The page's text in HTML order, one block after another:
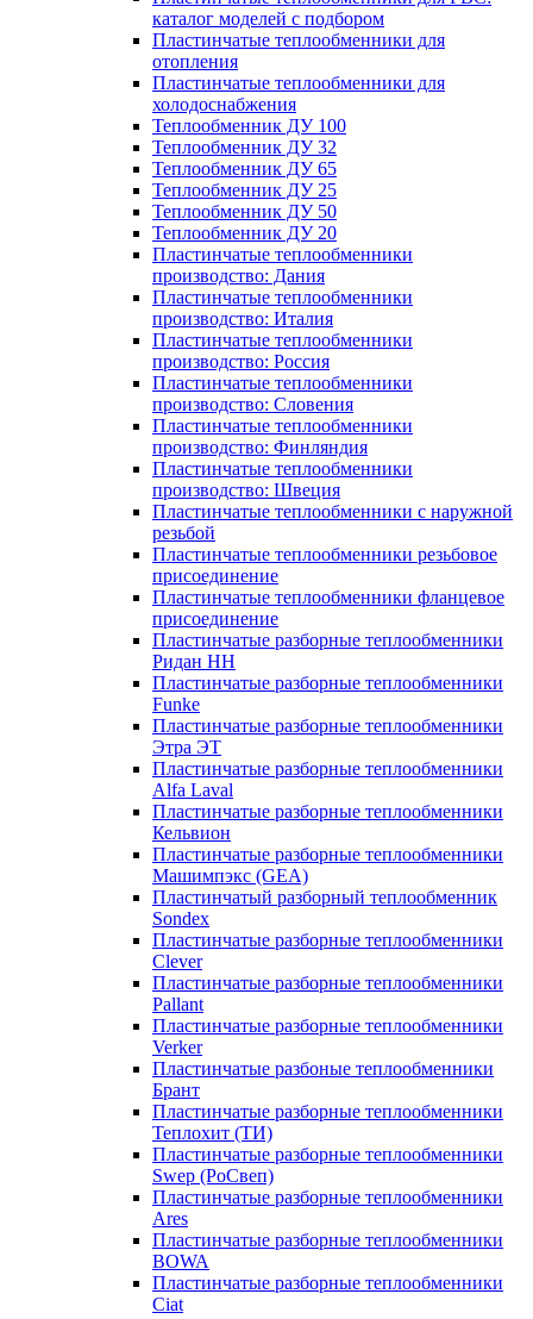
каталог моделей с подбором
Пластинчатые теплообменники для
отопления
Пластинчатые теплообменники для
холодоснабжения
Теплообменник ДУ 100
Теплообменник ДУ 32
Теплообменник ДУ 65
Теплообменник ДУ 25
Теплообменник ДУ 50
Теплообменник ДУ 20
Пластинчатые теплообменники
производство: Дания
Пластинчатые теплообменники
производство: Италия
Пластинчатые теплообменники
производство: Россия
Пластинчатые теплообменники
производство: Словения
Пластинчатые теплообменники
производство: Финляндия
Пластинчатые теплообменники
производство: Швеция
Пластинчатые теплообменники с наружной
резьбой
Пластинчатые теплообменники резьбовое
присоединение
Пластинчатые теплообменники фланцевое
присоединение
Пластинчатые разборные теплообменники
Ридан НН
Пластинчатые разборные теплообменники
Funke
Пластинчатые разборные теплообменники
Этра ЭТ
Пластинчатые разборные теплообменники
Alfa Laval
Пластинчатые разборные теплообменники
Кельвион
Пластинчатые разборные теплообменники
Машимпэкс (GEA)
Пластинчатый разборный теплообменник
Sondex
Пластинчатые разборные теплообменники
Clever
Пластинчатые разборные теплообменники
Pallant
Пластинчатые разборные теплообменники
Verker
Пластинчатые разбоные теплообменники
Брант
Пластинчатые разборные теплообменники
Теплохит (ТИ)
Пластинчатые разборные теплообменники
Swep (РоСвеп)
Пластинчатые разборные теплообменники
Ares
Пластинчатые разборные теплообменники
BOWA
Пластинчатые разборные теплообменники
Ciat